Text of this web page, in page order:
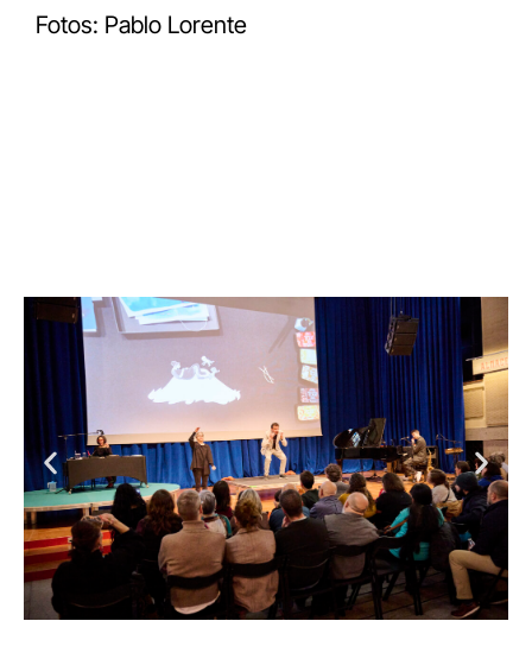
Fotos: Pablo Lorente